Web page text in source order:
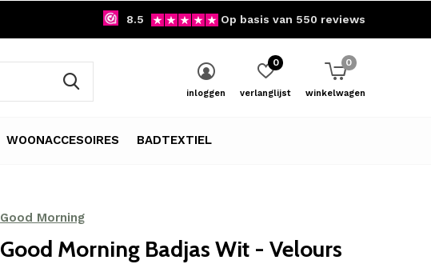
WOONACCESOIRES BADTEXTIEL
inloggen verlanglijst
0
winkelwagen
0
8.5 Op basis van 550 reviews
Good Morning
Good Morning Badjas Wit - Velours